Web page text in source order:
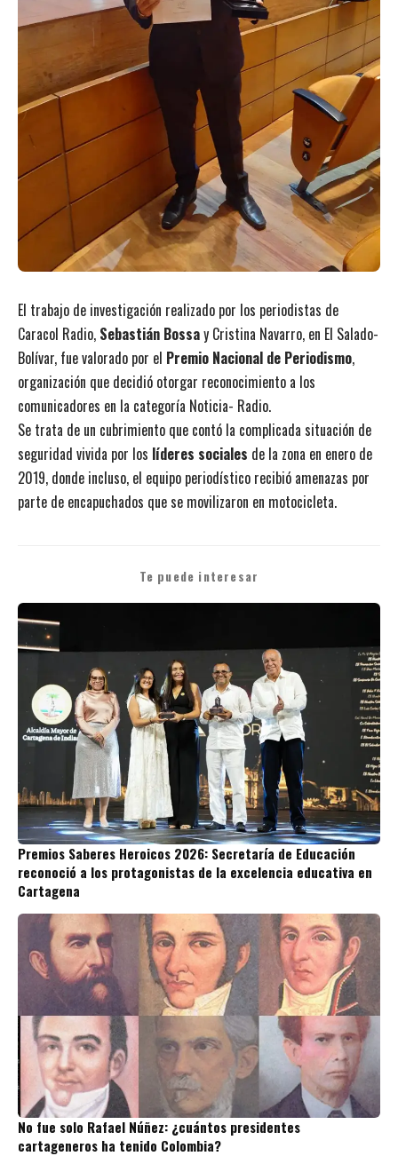
El trabajo de investigación realizado por los periodistas de
Caracol Radio, Sebastián Bossay Cristina Navarro, en El Salado-
Bolívar, fue valorado por el Premio Nacional de Periodismo,
organización que decidió otorgar reconocimiento a los
comunicadores en la categoría Noticia- Radio.
Se trata de un cubrimiento que contó la complicada situación de
seguridad vivida por los líderes sociales de la zona en enero de
2019, donde incluso, el equipo periodístico recibió amenazas por
parte de encapuchados que se movilizaron en motocicleta.
Te puede interesar
Premios Saberes Heroicos 2026: Secretaría de Educación
reconoció a los protagonistas de la excelencia educativa en
Cartagena
No fue solo Rafael Núñez: ¿cuántos presidentes
cartageneros ha tenido Colombia?